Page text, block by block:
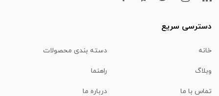
دسترسی سریع
خانه دسته بندی محصولات
وبلاگ راهنما
تماس با ما درباره ما